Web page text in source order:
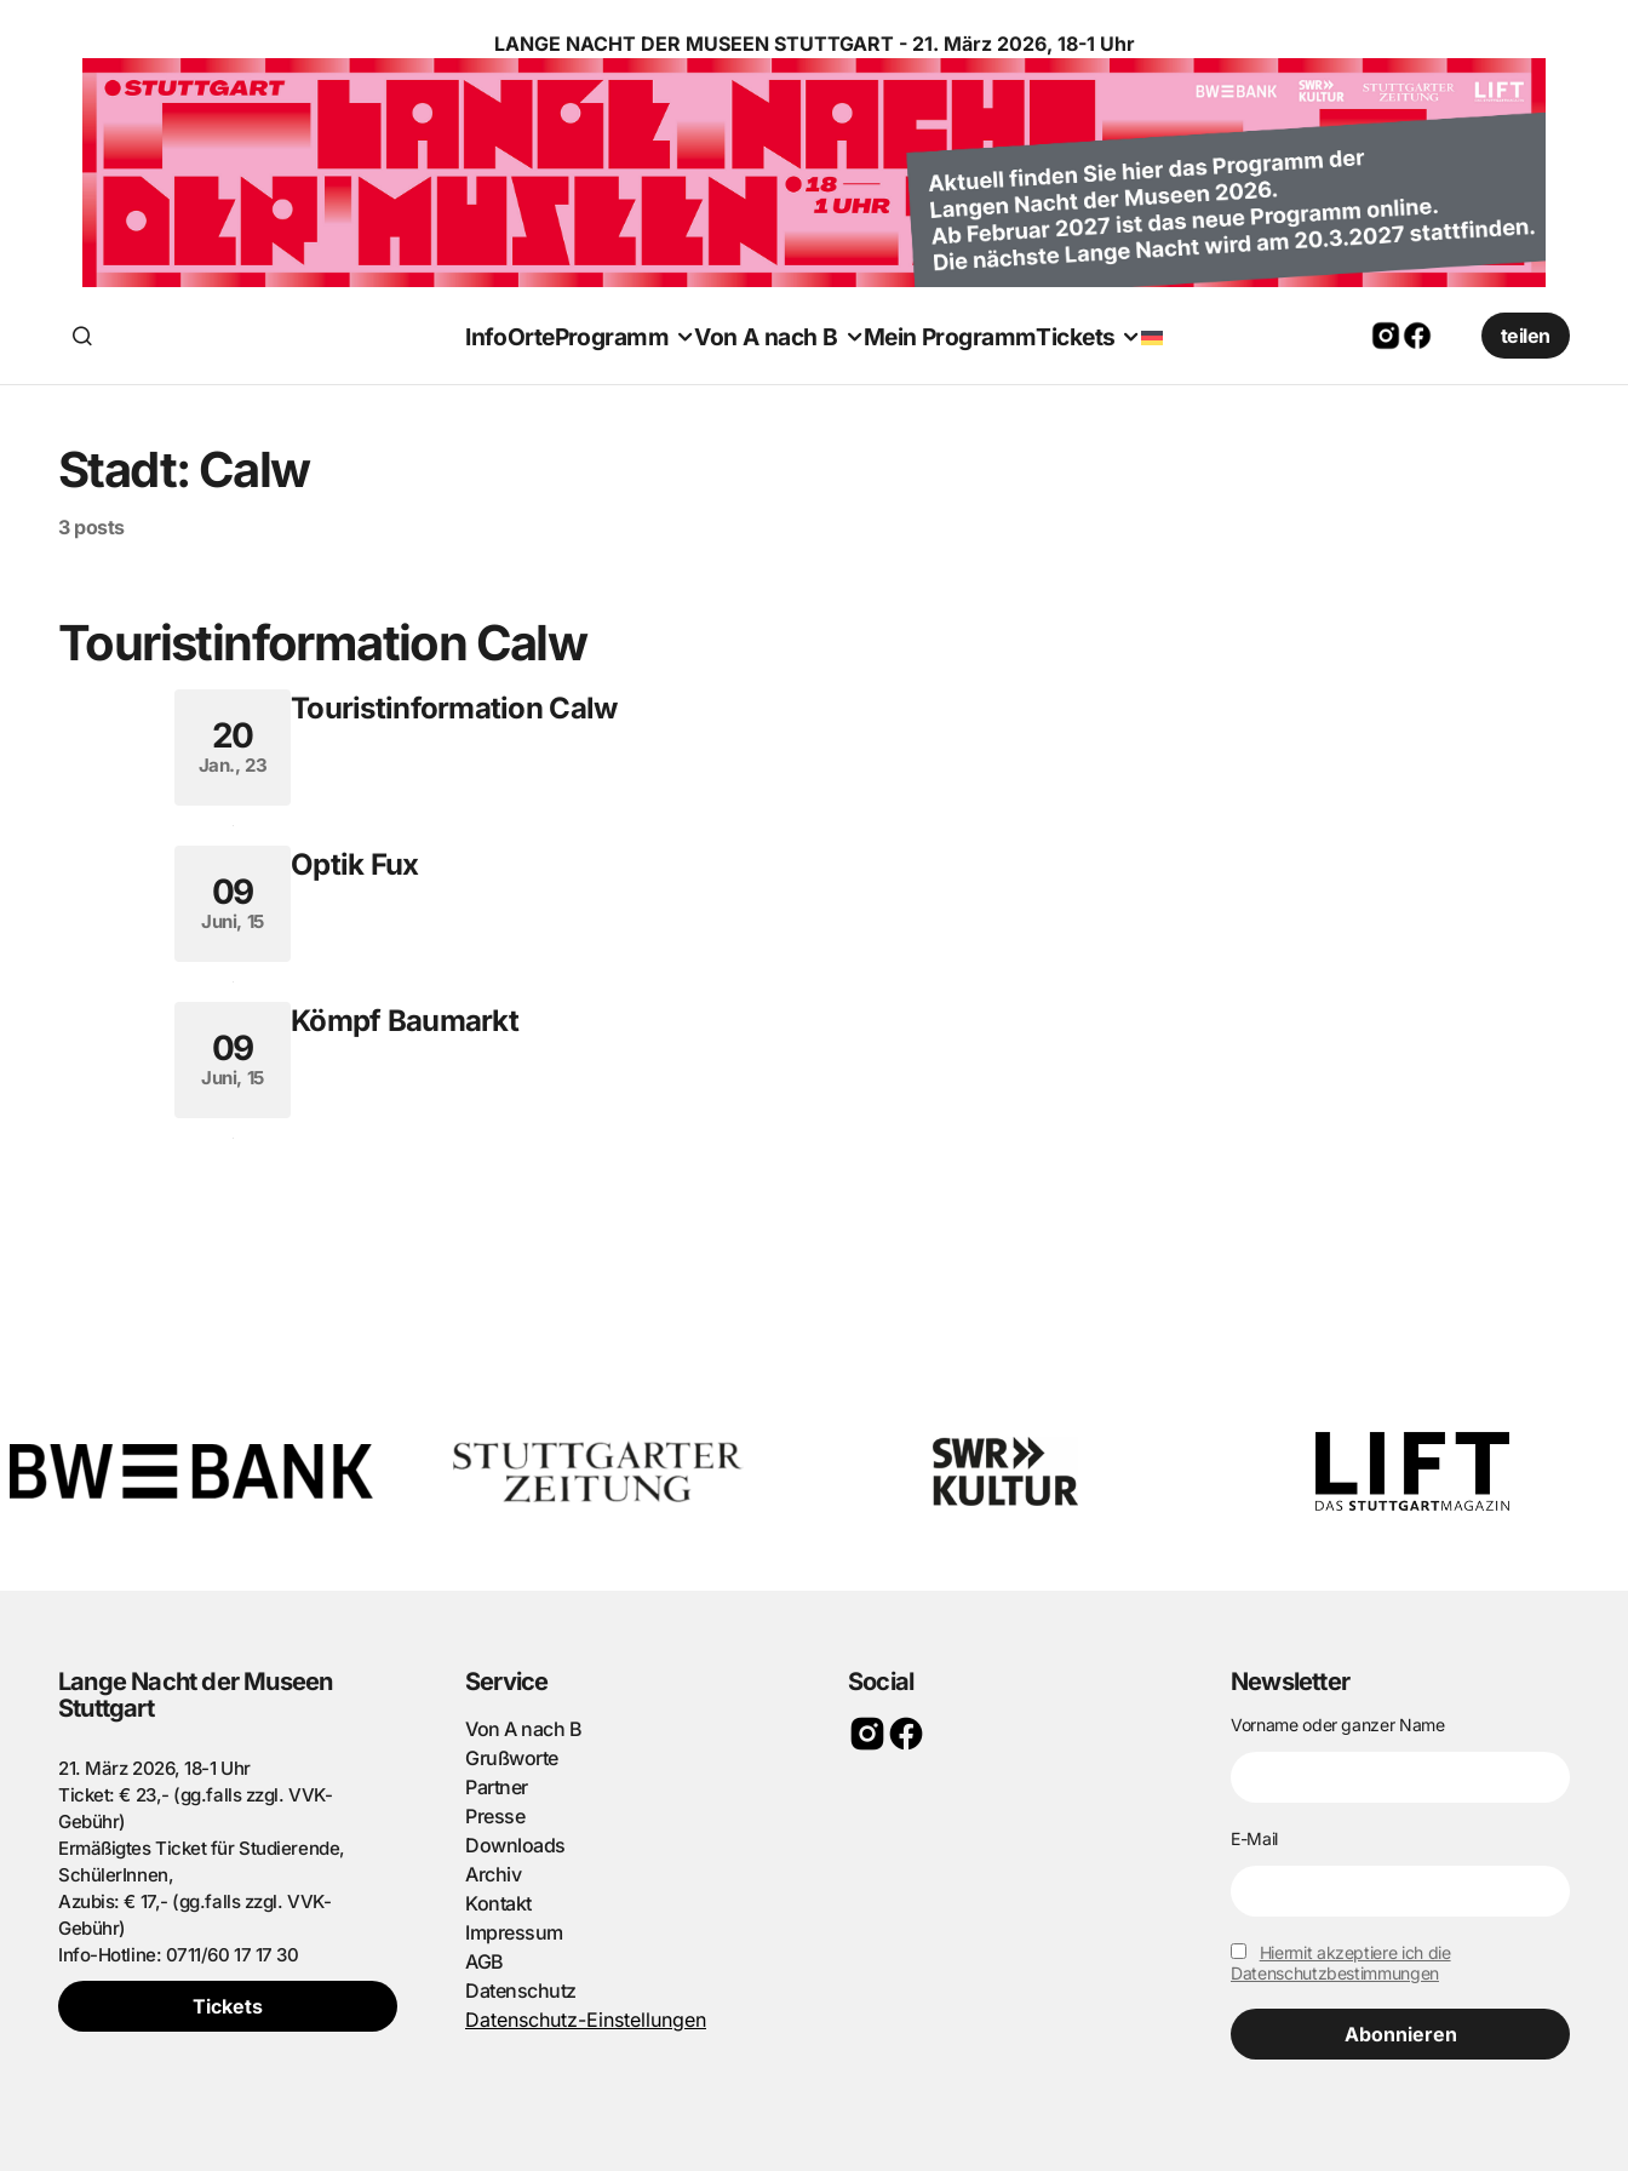
LANGE NACHT DER MUSEEN STUTTGART - 21. März 2026, 18-1 Uhr
InfoOrteProgramm Von A nach B Mein ProgrammTickets teilen
Stadt: Calw
3 posts
Touristinformation Calw
20
Jan., 23
Touristinformation Calw
09
Juni, 15
Optik Fux
09
Juni, 15
Kömpf Baumarkt
Lange Nacht der Museen
Stuttgart
21. März 2026, 18-1 Uhr
Ticket: € 23,- (gg.falls zzgl. VVK-
Gebühr)
Ermäßigtes Ticket für Studierende,
SchülerInnen,
Azubis: € 17,- (gg.falls zzgl. VVK-
Gebühr)
Info-Hotline: 0711/60 17 17 30
Tickets
Service
Von A nach B
Grußworte
Partner
Presse
Downloads
Archiv
Kontakt
Impressum
AGB
Datenschutz
Datenschutz-Einstellungen
Social Newsletter
Vorname oder ganzer Name
E-Mail
Hiermit akzeptiere ich die
Datenschutzbestimmungen